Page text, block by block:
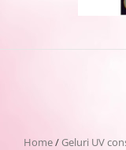
Home/Geluri UV